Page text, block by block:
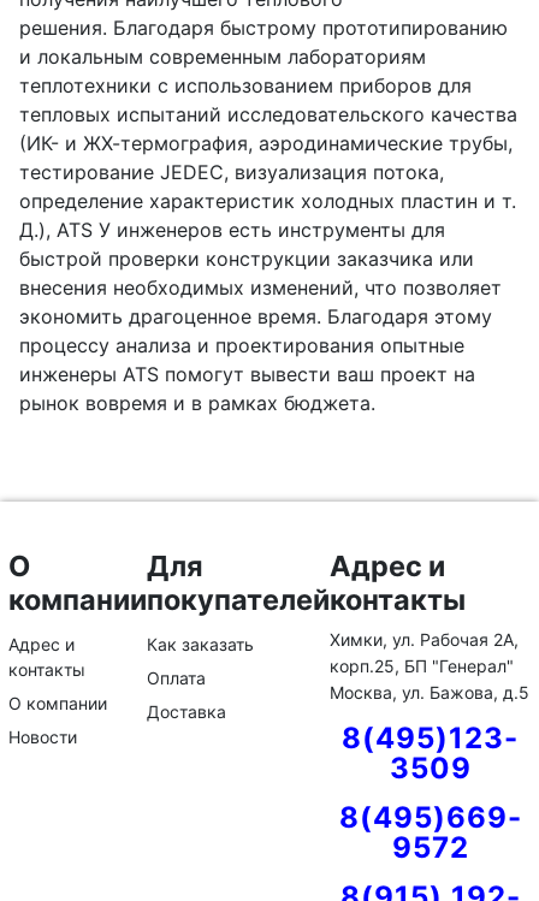
решения. Благодаря быстрому прототипированию
и локальным современным лабораториям
теплотехники с использованием приборов для
тепловых испытаний исследовательского качества
(ИК- и ЖХ-термография, аэродинамические трубы,
тестирование JEDEC, визуализация потока,
определение характеристик холодных пластин и т.
Д.), ATS У инженеров есть инструменты для
быстрой проверки конструкции заказчика или
внесения необходимых изменений, что позволяет
экономить драгоценное время. Благодаря этому
процессу анализа и проектирования опытные
инженеры ATS помогут вывести ваш проект на
рынок вовремя и в рамках бюджета.
О
компании
Адрес и
контакты
О компании
Новости
Для
покупателей
Как заказать
Оплата
Доставка
Адрес и
контакты
Химки, ул. Рабочая 2А,
корп.25, БП "Генерал"
Москва, ул. Бажова, д.5
8(495)123-
3509
8(495)669-
9572